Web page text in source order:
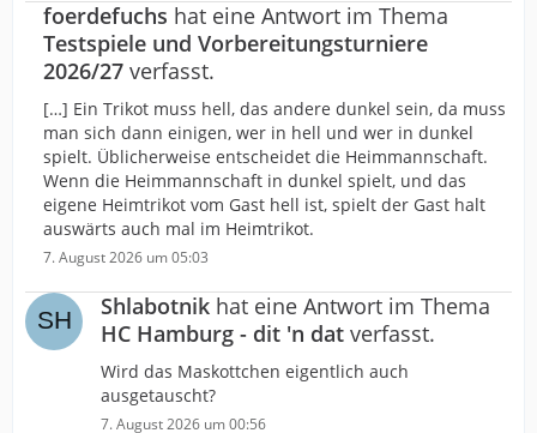
foerdefuchs hat eine Antwort im Thema
Testspiele und Vorbereitungsturniere
2026/27 verfasst.
[…] Ein Trikot muss hell, das andere dunkel sein, da muss
man sich dann einigen, wer in hell und wer in dunkel
spielt. Üblicherweise entscheidet die Heimmannschaft.
Wenn die Heimmannschaft in dunkel spielt, und das
eigene Heimtrikot vom Gast hell ist, spielt der Gast halt
auswärts auch mal im Heimtrikot.
7. August 2026 um 05:03
Shlabotnik hat eine Antwort im Thema
HC Hamburg - dit 'n dat verfasst.
Wird das Maskottchen eigentlich auch
ausgetauscht?
7. August 2026 um 00:56